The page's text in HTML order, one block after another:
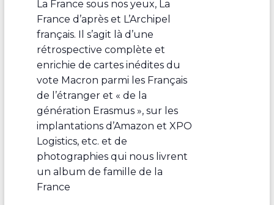
La France sous nos yeux, La
France d’après et L’Archipel
français. Il s’agit là d’une
rétrospective complète et
enrichie de cartes inédites du
vote Macron parmi les Français
de l’étranger et « de la
génération Erasmus », sur les
implantations d’Amazon et XPO
Logistics, etc. et de
photographies qui nous livrent
un album de famille de la
France